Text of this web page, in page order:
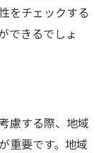
をチェックする
できるでしょ
慮する際、地域
重要です。地域